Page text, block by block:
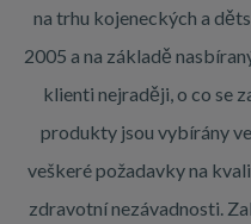
na trhu kojeneckých a
2005 a na základě
klienti nejraději, o co se
produkty jsou vybírány
veškeré požadavky na
zdravotní nezávadnosti.